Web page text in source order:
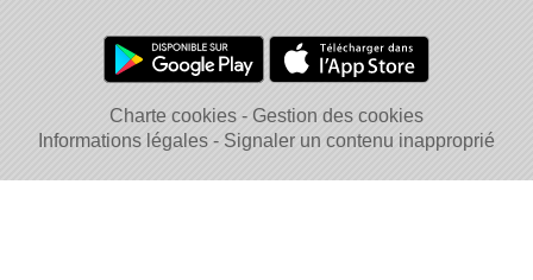
Charte cookies
Gestion des cookies
Informations légales
Signaler un contenu inapproprié